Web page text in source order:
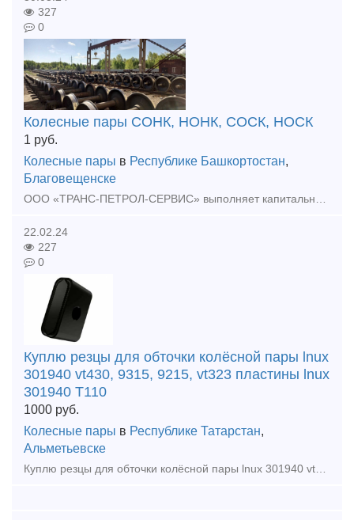
327
0
Колесные пары СОНК, НОНК, СОСК, НОСК
1 руб.
Колесные пары в Республике Башкортостан,
Благовещенске
ООО «ТРАНС-ПЕТРОЛ-СЕРВИС» выполняет капитальный колесных пар грузовых вагонов РУ1-957-Г, РУ1Ш-957-Г, РВ2Ш-957-Г грузовых вагонов в Вагонно-колесной мастерской, расположенной по адресу: Республика Башк
22.02.24
227
0
Куплю резцы для обточки колёсной пары lnux
301940 vt430, 9315, 9215, vt323 пластины lnux
301940 T110
1000 руб.
Колесные пары в Республике Татарстан,
Альметьевске
Куплю резцы для обточки колёсной пары lnux 301940 vt430, 9315, 9215, vt323 пластины lnux 301940 vt323 vpt-nn пластины тангенциальные lnux 301940 sn-dm 9215, pramet7715 lnmx 301940-56 grade vt110 p